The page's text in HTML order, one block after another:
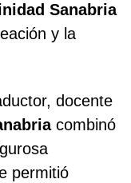
Sanabria
y la
docente
combinó
permitió